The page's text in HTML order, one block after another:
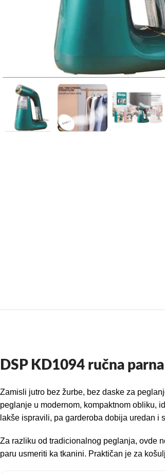
DSP KD1094 ručna
Zamisli jutro bez žurbe, bez daske za
peglanje u modernom, kompaktnom obliku,
lakše ispravili, pa garderoba dobija uredan i
Za razliku od tradicionalnog peglanja, ovde
paru usmeriti ka tkanini. Praktičan je za